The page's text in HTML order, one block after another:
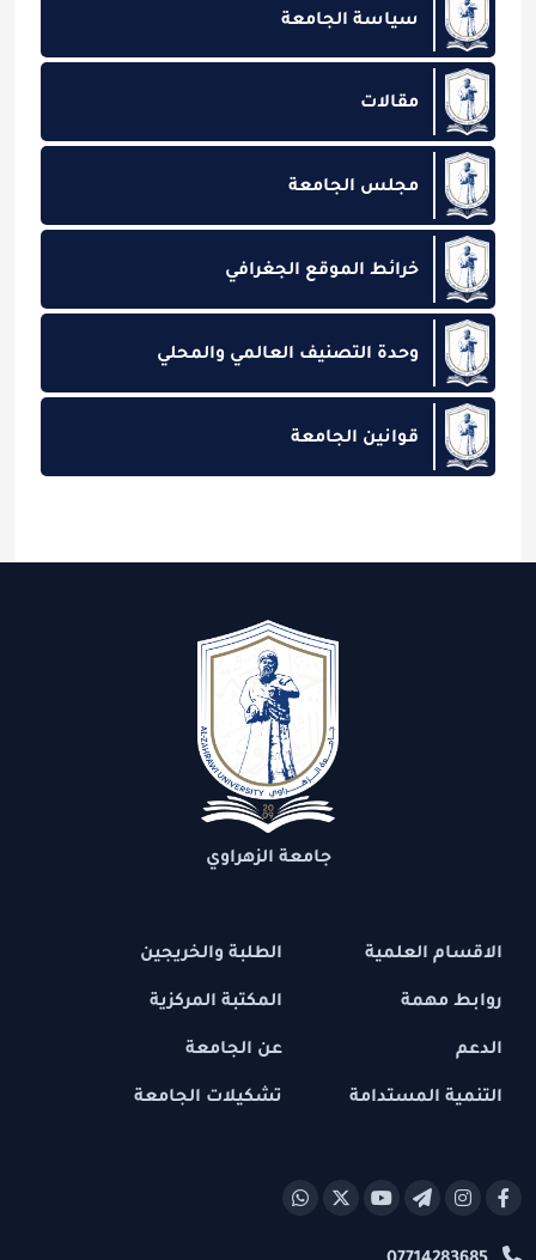
سياسة الجامعة
مقالات
مجلس الجامعة
خرائط الموقع الجغرافي
وحدة التصنيف العالمي والمحلي
قوانين الجامعة
جامعة الزهراوي
الاقسام العلمية
روابط مهمة
الدعم
التنمية المستدامة
الطلبة والخريجين
المكتبة المركزية
عن الجامعة
تشكيلات الجامعة